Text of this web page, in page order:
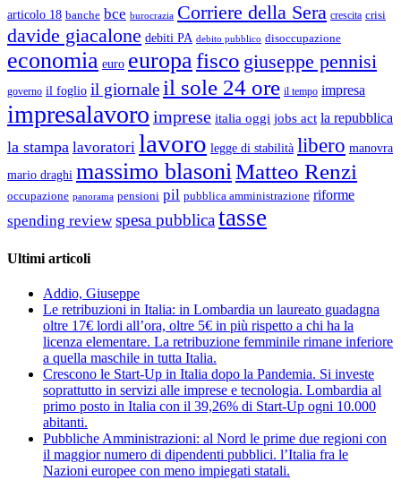
articolo 18 banche bce burocrazia Corriere della Sera crescita crisi
davide giacalone debiti PA debito pubblico disoccupazione
economia euro europafisco giuseppe pennisi
governo il foglio il giornale il sole 24 ore il tempo impresa
impresalavoro imprese italia oggi jobs act la repubblica
la stampa lavoratori lavoro legge di stabilità libero manovra
mario draghi massimo blasoniMatteo Renzi
occupazione panorama pensioni pil pubblica amministrazione riforme
spending review spesa pubblicatasse
Ultimi articoli
Addio, Giuseppe
Le retribuzioni in Italia: in Lombardia un laureato guadagna
oltre 17€ lordi all’ora, oltre 5€ in più rispetto a chi ha la
licenza elementare. La retribuzione femminile rimane inferiore
a quella maschile in tutta Italia.
Crescono le Start-Up in Italia dopo la Pandemia. Si investe
soprattutto in servizi alle imprese e tecnologia. Lombardia al
primo posto in Italia con il 39,26% di Start-Up ogni 10.000
abitanti.
Pubbliche Amministrazioni: al Nord le prime due regioni con
il maggior numero di dipendenti pubblici. l’Italia fra le
Nazioni europee con meno impiegati statali.